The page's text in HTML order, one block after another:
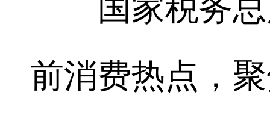
国家税务总
前消费热点，